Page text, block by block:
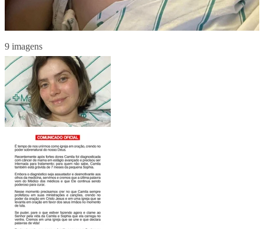
9 imagens